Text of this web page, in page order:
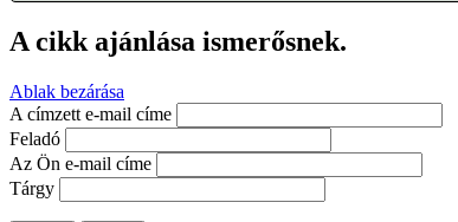
A cikk ajánlása ismerősnek.
Ablak bezárása
A címzett e-mail címe
Feladó
Az Ön e-mail címe
Tárgy